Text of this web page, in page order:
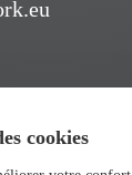
cookies